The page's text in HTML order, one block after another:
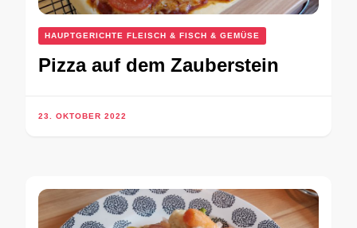
HAUPTGERICHTE FLEISCH & FISCH & GEMÜSE
Pizza auf dem Zauberstein
23. OKTOBER 2022